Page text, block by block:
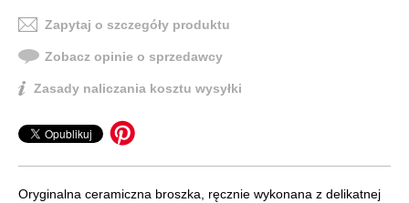
Zapytaj o szczegóły produktu
Zobacz opinie o sprzedawcy
Zasady naliczania kosztu wysyłki
Oryginalna ceramiczna broszka, ręcznie wykonana z delikatnej